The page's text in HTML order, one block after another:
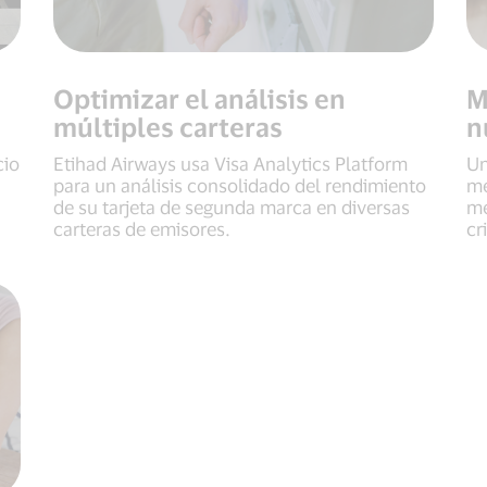
Optimizar el análisis en
múltiples carteras
Etihad Airways usa Visa Analytics Platform
para un análisis consolidado del rendimiento
de su tarjeta de segunda marca en diversas
carteras de emisores.